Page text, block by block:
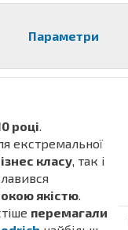
Параметри
році.
екстремальної
класу, так і
якістю.
перемагали